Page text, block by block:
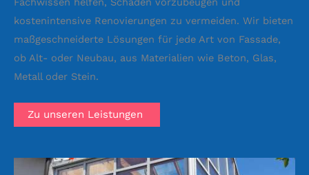
kostenintensive Renovierungen zu vermeiden. Wir bieten
maßgeschneiderte Lösungen für jede Art von Fassade,
ob Alt- oder Neubau, aus Materialien wie Beton, Glas,
Metall oder Stein.
Zu unseren Leistungen